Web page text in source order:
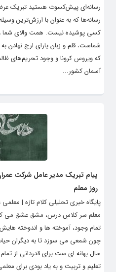
رسانه‌ای پیش‌کسوت هستید تبریک
رسانه‌ها که به عنوان با ارزش‌ترین
کسی پوشیده نیست. همت والای شما
شماست، قلم و زبان یارای ارج نهادن
که ویروس کرونا و وجود تحریم‌های
آسمان کشور...
پیام تبریک مدیر عامل شرکت
روز معلم
پایگاه خبری تحلیلی کلام تازه |
معلم سر کلاسِ درس، مشق عشق می
تمام وجود، آموخته ها و اندوخته
چون شمعی می سوزد تا به دیگران
سال بهانه ای ست برای قدردانی از
تعلیم و تربیت و به یاد بودی برای